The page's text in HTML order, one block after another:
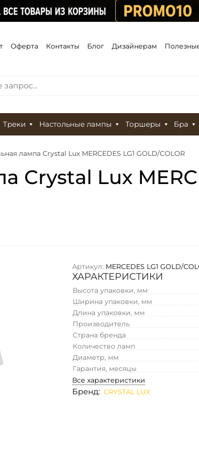
Оферта Контакты Блог Дизайнерам
Треки Настольные лампы Торшеры Бра
лампа Crystal Lux MERCEDES LG1 GOLD/COLOR
Crystal Lux
Артикул: MERCEDES LG1 GOLD/
ХАРАКТЕРИСТИКИ
Высота упаковки, мм
Ширина упаковки, мм
Длина упаковки, мм
Производитель
Страна бренда
Количество ламп
Диаметр, мм
Гарантия, месяцы
Все характеристики
Бренд: CRYSTAL LUX